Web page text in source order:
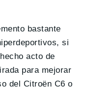
bastante
si
acto de
para mejorar
del Citroën C6 o